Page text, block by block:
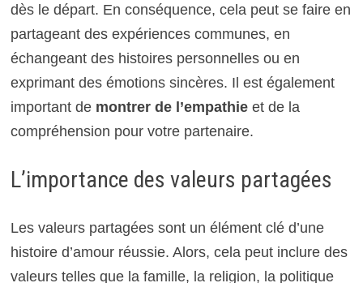
dès le départ. En conséquence, cela peut se faire en
partageant des expériences communes, en
échangeant des histoires personnelles ou en
exprimant des émotions sincères. Il est également
important de montrer de l’empathieet de la
compréhension pour votre partenaire.
L’importance des valeurs partagées
Les valeurs partagées sont un élément clé d’une
histoire d’amour réussie. Alors, cela peut inclure des
valeurs telles que la famille, la religion, la politique